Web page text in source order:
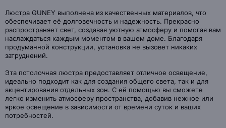
Люстра GUNEY выполнена из качественных материалов, что
обеспечивает её долговечность и надежность. Прекрасно
распространяет свет, создавая уютную атмосферу и помогая вам
наслаждаться каждым моментом в вашем доме. Благодаря
продуманной конструкции, установка не вызовет никаких
затруднений.
Эта потолочная люстра предоставляет отличное освещение,
идеально подходит как для создания общего света, так и для
акцентирования отдельных зон. С её помощью вы сможете
легко изменить атмосферу пространства, добавив нежное или
яркое освещение в зависимости от времени суток и ваших
потребностей.